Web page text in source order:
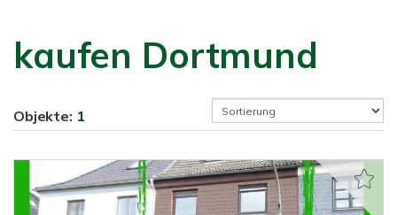
kaufen Dortmund
Objekte: 1